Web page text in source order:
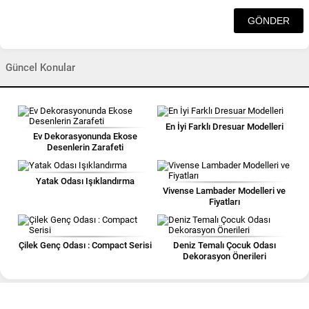
Güncel Konular
Ev Dekorasyonunda Ekose
Desenlerin Zarafeti
En İyi Farklı Dresuar Modelleri
Yatak Odası Işıklandırma
Vivense Lambader Modelleri ve
Fiyatları
Çilek Genç Odası : Compact Serisi
Deniz Temalı Çocuk Odası
Dekorasyon Önerileri